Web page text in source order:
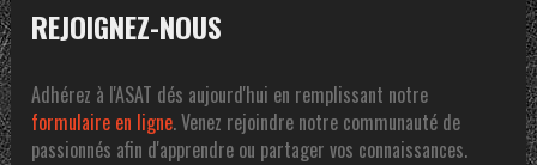
REJOIGNEZ-NOUS
Adhérez à l'ASAT dés aujourd'hui en remplissant notre
formulaire en ligne. Venez rejoindre notre communauté de
passionnés afin d'apprendre ou partager vos connaissances.